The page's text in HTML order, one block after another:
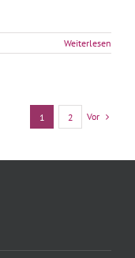
Weiterlesen
1 2 Vor